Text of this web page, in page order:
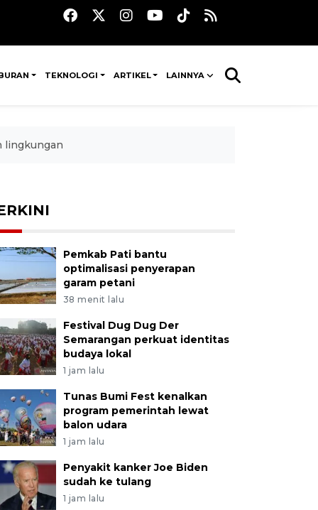
TEKNOLOGI ARTIKEL LAINNYA
lingkungan
Pemkab Pati bantu
optimalisasi penyerapan
garam petani
38 menit lalu
Festival Dug Dug Der
Semarangan perkuat identitas
budaya lokal
1 jam lalu
Tunas Bumi Fest kenalkan
program pemerintah lewat
balon udara
1 jam lalu
Penyakit kanker Joe Biden
sudah ke tulang
1 jam lalu